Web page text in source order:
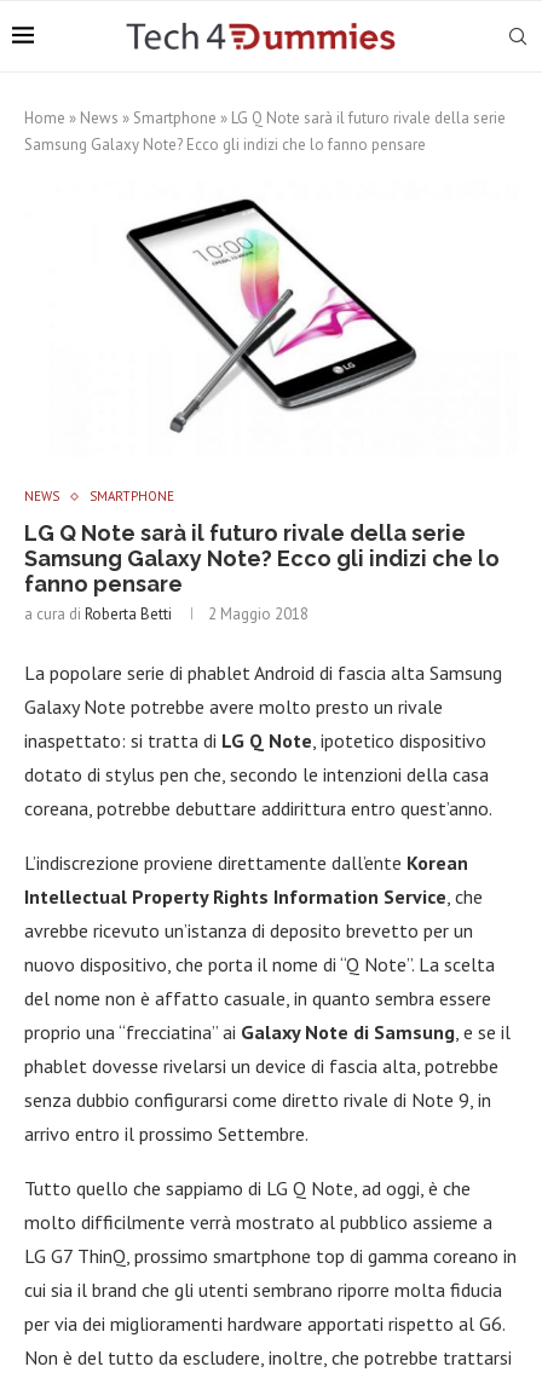
Home » News » Smartphone » LG Q Note sarà il futuro rivale della serie
Samsung Galaxy Note? Ecco gli indizi che lo fanno pensare
NEWS SMARTPHONE
LG Q Note sarà il futuro rivale della serie
Samsung Galaxy Note? Ecco gli indizi che lo
fanno pensare
a cura di Roberta Betti 2 Maggio 2018
La popolare serie di phablet Android di fascia alta Samsung
Galaxy Note potrebbe avere molto presto un rivale
inaspettato: si tratta di LG Q Note, ipotetico dispositivo
dotato di stylus pen che, secondo le intenzioni della casa
coreana, potrebbe debuttare addirittura entro quest’anno.
L’indiscrezione proviene direttamente dall’ente Korean
Intellectual Property Rights Information Service, che
avrebbe ricevuto un’istanza di deposito brevetto per un
nuovo dispositivo, che porta il nome di “Q Note”. La scelta
del nome non è affatto casuale, in quanto sembra essere
proprio una “frecciatina” ai Galaxy Note di Samsung, e se il
phablet dovesse rivelarsi un device di fascia alta, potrebbe
senza dubbio configurarsi come diretto rivale di Note 9, in
arrivo entro il prossimo Settembre.
Tutto quello che sappiamo di LG Q Note, ad oggi, è che
molto difficilmente verrà mostrato al pubblico assieme a
LG G7 ThinQ, prossimo smartphone top di gamma coreano in
cui sia il brand che gli utenti sembrano riporre molta fiducia
per via dei miglioramenti hardware apportati rispetto al G6.
Non è del tutto da escludere, inoltre, che potrebbe trattarsi